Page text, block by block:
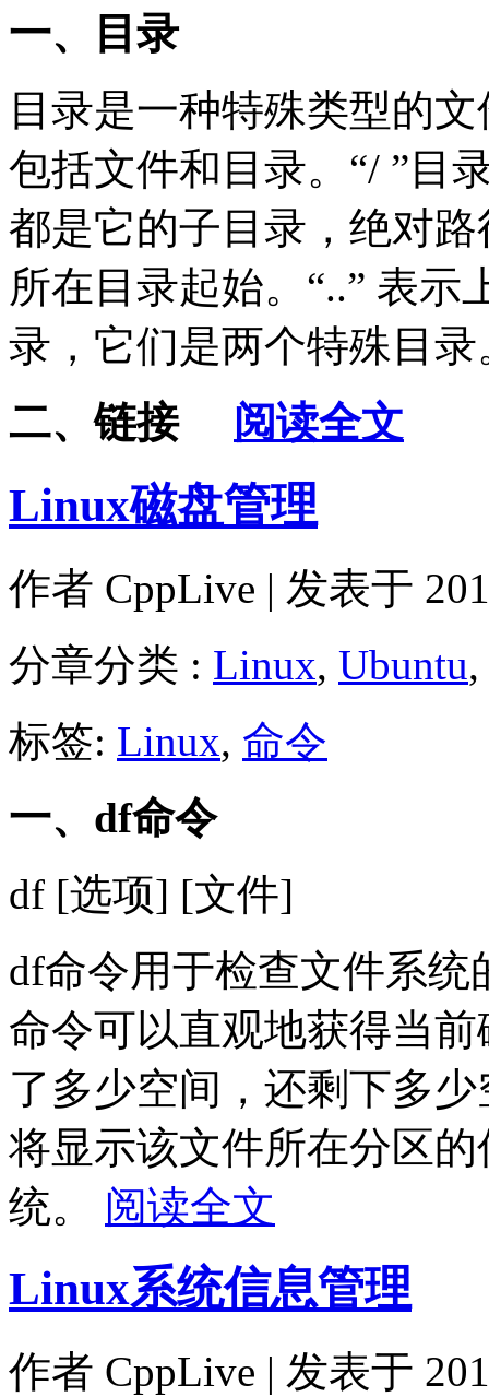
一、目录
目录是一种特殊类型的
包括文件和目录。“/ ”目
都是它的子目录，绝对
所在目录起始。“..” 表示
录，它们是两个特殊目录
二、链接 阅读全文
Linux磁盘管理
作者 CppLive | 发表于
分章分类 : Linux, Ubuntu,
标签: Linux, 命令
一、df命令
df [选项] [文件]
df命令用于检查文件系
命令可以直观地获得当
了多少空间，还剩下多
将显示该文件所在分区
统。 阅读全文
Linux系统信息管理
作者 CppLive | 发表于